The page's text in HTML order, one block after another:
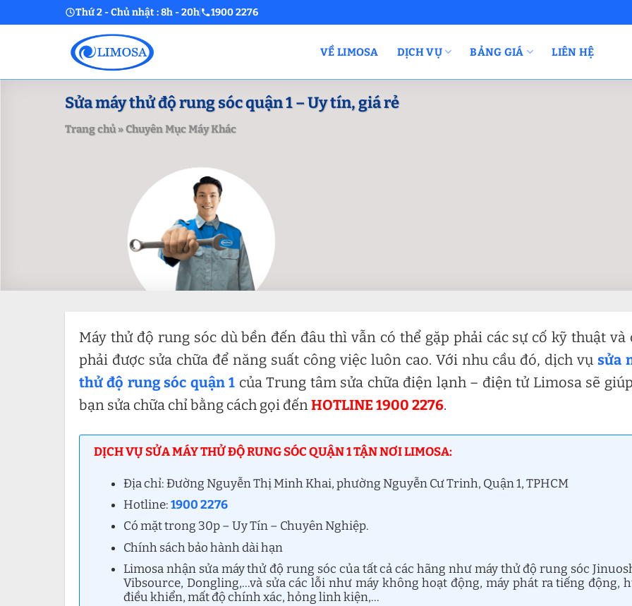
to
Thứ 2 - Chủ nhật : 8h - 20h 1900 2276
VỀ LIMOSA DỊCH VỤ BẢNG GIÁ LIÊN HỆ
Sửa máy thử độ rung sóc quận 1 – Uy tín, giá rẻ
Trang chủ»Chuyên Mục Máy Khác
Máy thử độ rung sóc dù bền đến đâu thì vẫn có thể gặp phải các sự cố kỹ thuật và
phải được sửa chữa để năng suất công việc luôn cao. Với nhu cầu đó, dịch vụ sửa
thử độ rung sóc quận 1 của Trung tâm sửa chữa điện lạnh – điện tử Limosa sẽ
bạn sửa chữa chỉ bằng cách gọi đếnHOTLINE 1900 2276.
DỊCH VỤ SỬA MÁY THỬ ĐỘ RUNG SÓC QUẬN 1 TẬN NƠI LIMOSA:
Địa chỉ: Đường Nguyễn Thị Minh Khai, phường Nguyễn Cư Trinh, Quận 1, TPHCM
Hotline:1900 2276
Có mặt trong 30p – Uy Tín – Chuyên Nghiệp.
Chính sách bảo hành dài hạn
Limosa nhận sửa máy thử độ rung sóc của tất cả các hãng như máy thử độ rung sóc
Vibsource, Dongling,…và sửa các lỗi như máy không hoạt động, máy phát ra tiếng động,
điều khiển, mất độ chính xác, hỏng linh kiện,…